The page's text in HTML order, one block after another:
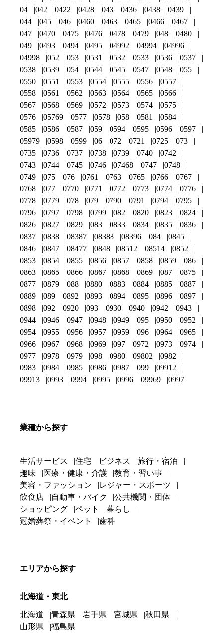
04
042 0422 0428 043 0436 0438
0439
044
045 046 0460 0463 0465 0466
0467
047
0470 0475 0476 0478 0479 048
0480
049
0493 0494 0495 04992 04994
04996
04998
052 053 0531 0532 0533 0536
0537
0538
0539 054 0544 0545 0547 0548
055
0550
0551 0553 0554 0555 0556
0557
0558
0561 0562 0563 0564 0565
0566
0567
0568 0569 0572 0573 0574
0575
0576
05769 0577 0578 058 0581
0584
0585
0586 0587 059 0594 0595 0596
0597
05979
0598 0599 06 072 0721 0725
073
0735
0736 0737 0738 0739 0740
0742
0743
0744 0745 0746 07468 0747
0748
0749
075 076 0761 0763 0765 0766
0767
0768
077 0770 0771 0772 0773 0774
0776
0778
0779 078 079 0790 0791 0794
0795
0796
0797 0798 0799 082 0820 0823
0824
0826
0827 0829 083 0833 0834 0835
0836
0837
0838 08387 08388 08396 084
0845
0846
0847 08477 0848 08512 08514
0852
0853
0854 0855 0856 0857 0858 0859
086
0863
0865 0866 0867 0868 0869 087
0875
0877
0879 088 0880 0883 0884 0885
0887
0889
089 0892 0893 0894 0895 0896
0897
0898
092 0920 093 0930 0940 0942
0943
0944
0946 0947 0948 0949 095 0950
0952
0954
0955 0956 0957 0959 096 0964
0965
0966
0967 0968 0969 097 0972 0973
0974
0977
0978 0979 098 0980 09802
0982
0983
0984 0985 0986 0987 099
09912
09913
0993 0994 0995 0996 09969 0997
業種から探す
生活サービス 住宅 ビジネス
旅行・宿泊
趣味
医療・健康・介護
教育・習い事
美容・ファッション
レジャー・スポーツ
飲食店
自動車・バイク
公共機関・団体
ショッピング
ペット
暮らし
冠婚葬祭・イベント
歯科
エリアから探す
北海道・東北
北海道 青森県 岩手県 宮城県
秋田県
山形県
福島県